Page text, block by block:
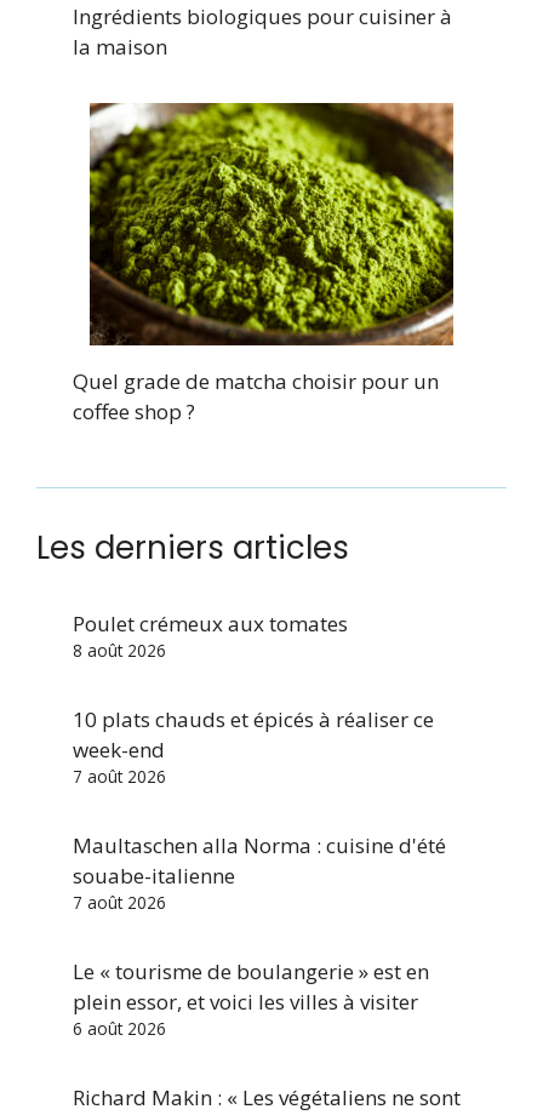
Ingrédients biologiques pour cuisiner à
la maison
Quel grade de matcha choisir pour un
coffee shop ?
Les derniers articles
Poulet crémeux aux tomates
8 août 2026
10 plats chauds et épicés à réaliser ce
week-end
7 août 2026
Maultaschen alla Norma : cuisine d'été
souabe-italienne
7 août 2026
Le « tourisme de boulangerie » est en
plein essor, et voici les villes à visiter
6 août 2026
Richard Makin : « Les végétaliens ne sont